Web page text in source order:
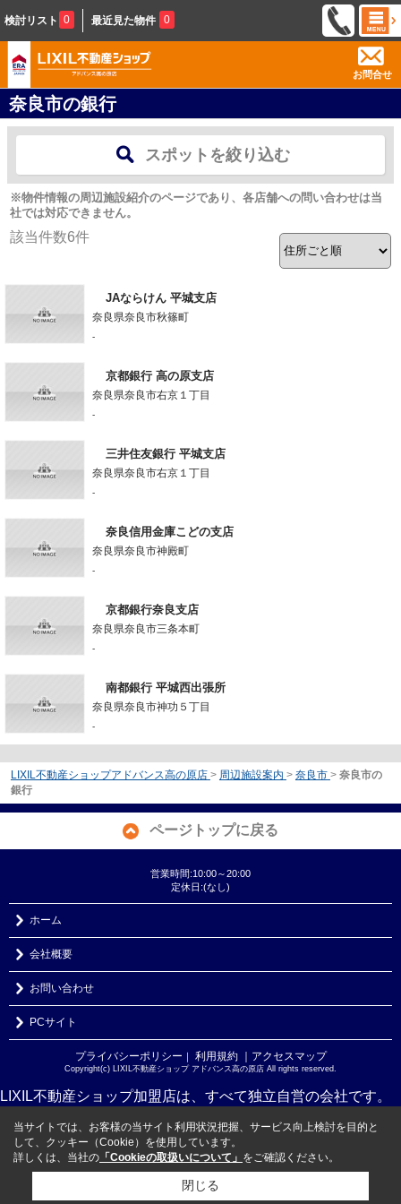
検討リスト 0 最近見た物件 0
お問合せ
奈良市の銀行
スポットを絞り込む
※物件情報の周辺施設紹介のページであり、各店舗への問い合わせは当
社では対応できません。
該当件数6件
JAならけん 平城支店
奈良県奈良市秋篠町
-
京都銀行 高の原支店
奈良県奈良市右京１丁目
-
三井住友銀行 平城支店
奈良県奈良市右京１丁目
-
奈良信用金庫こどの支店
奈良県奈良市神殿町
-
京都銀行奈良支店
奈良県奈良市三条本町
-
南都銀行 平城西出張所
奈良県奈良市神功５丁目
-
LIXIL不動産ショップアドバンス高の原店 > 周辺施設案内 > 奈良市 > 奈良市の
銀行
ページトップに戻る
営業時間:10:00～20:00
定休日:(なし)
ホーム
会社概要
お問い合わせ
PCサイト
プライバシーポリシー ｜ 利用規約 ｜アクセスマップ
Copyright(c) LIXIL不動産ショップ アドバンス高の原店 All rights reserved.
LIXIL不動産ショップ加盟店は、すべて独立自営の会社です。
当サイトでは、お客様の当サイト利用状況把握、サービス向上検討を目的と
して、クッキー（Cookie）を使用しています。
詳しくは、当社の 「Cookieの取扱いについて」 をご確認ください。
閉じる